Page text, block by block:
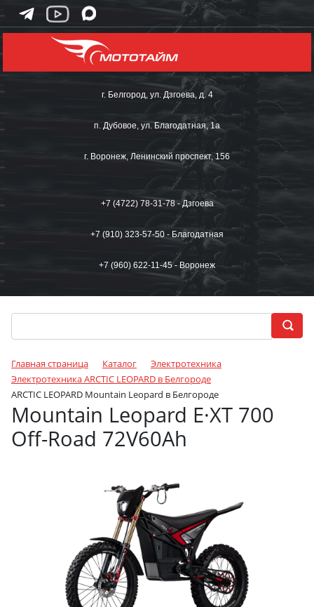
г. Белгород, ул. Дзгоева, д. 4
п. Дубовое, ул. Благодатная, 1а
г. Воронеж, Ленинский проспект, 156
+7 (4722) 78-31-78 - Дзгоева
+7 (910) 323-57-50 - Благодатная
+7 (960) 622-11-45 - Воронеж
Главная страница Каталог
Электротехника
Электротехника ARCTIC LEOPARD в Белгороде
ARCTIC LEOPARD Mountain Leopard в Белгороде
Mountain Leopard E·XT 700
Off-Road 72V60Ah